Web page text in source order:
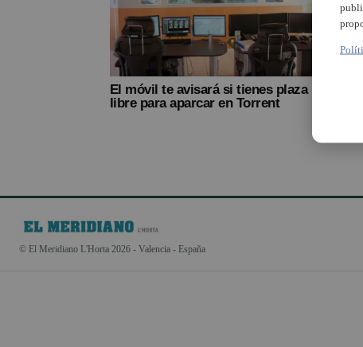
El móvil te avisará si tienes plaza
libre para aparcar en Torrent
© El Meridiano L'Horta 2026 - Valencia - España